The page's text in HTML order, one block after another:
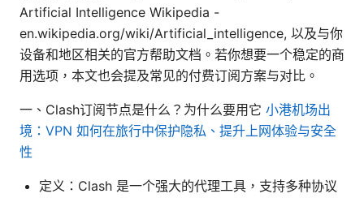
Artificial Intelligence Wikipedia -
en.wikipedia.org/wiki/Artificial_intelligence, 以及与你
设备和地区相关的官方帮助文档。若你想要一个稳定的商
用选项，本文也会提及常见的付费订阅方案与对比。
一、Clash订阅节点是什么？为什么要用它 小港机场出
境：VPN 如何在旅行中保护隐私、提升上网体验与安全
性
定义：Clash 是一个强大的代理工具，支持多种协议